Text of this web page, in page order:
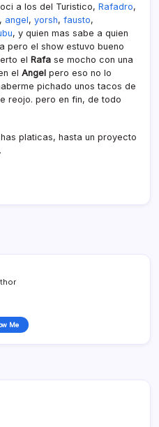
a los del Turistico, Rafadro,
, angel, yorsh, fausto,
, y quien mas sabe a quien
pero el show estuvo bueno
el Rafa se mocho con una
el Angel pero eso no lo
pichado unos tacos de
reojo. pero en fin, de todo
platicas, hasta un proyecto
Me